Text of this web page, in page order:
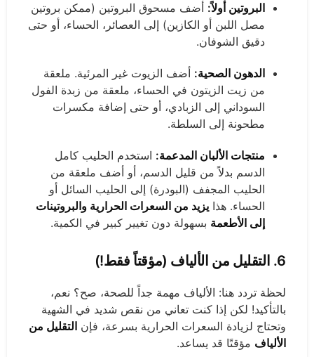
البروتين أولاً: أضف مسحوق البروتين (ممكن بروتين
مصل اللبن أو الكازين) إلى العصائر، الحساء، أو حتى
دقيق الشوفان.
الدهون الصحية: أضف الزيوت غير المرئية. ملعقة
من زيت الزيتون في الحساء، ملعقة من زبدة الفول
السوداني إلى الزبادي، أو حتى إضافة مكسرات
مطحونة إلى السلطة.
منتجات الألبان المدعمة: استخدم الحليب كامل
الدسم بدلاً من قليل الدسم، أو أضف ملعقة من
الحليب المجفف (البودرة) إلى الحليب السائل أو
الحساء. هذا يزيد من السعرات الحرارية والبروتينات
إلى الأطعمة بسهولة دون تغيير كبير في الكمية.
6. التقليل من الألياف (مؤقتاً فقط!)
لحظة تردد هنا: الألياف مهمة جداً للصحة، صح؟ نعم،
بالتأكيد! لكن إذا كنت تعاني من نقص شديد في الشهية
وتحتاج لزيادة السعرات الحرارية بسرعة، فإن التقليل من
الألياف مؤقتًا قد يساعد.